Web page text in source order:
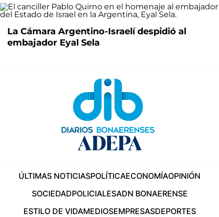
La Cámara Argentino-Israelí despidió al
embajador Eyal Sela
ÚLTIMAS NOTICIASPOLÍTICAECONOMÍAOPINIÓN
SOCIEDADPOLICIALESADN BONAERENSE
ESTILO DE VIDAMEDIOSEMPRESASDEPORTES